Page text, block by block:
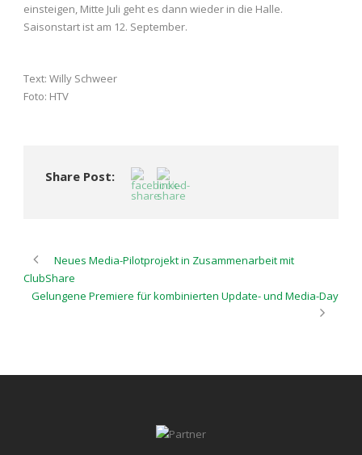
einsteigen, Mitte Juli geht es dann wieder in die Halle.
Saisonstart ist am 12. September.
Text: Willy Schweer
Foto: HTV
Share Post:
Neues Media-Pilotprojekt in Zusammenarbeit mit
ClubShare
Gelungene Premiere für kombinierten Update- und Media-Day